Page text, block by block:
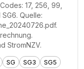
17, 256, 99,
SG6. Quelle:
StromNZV.
SG SG3
SG5